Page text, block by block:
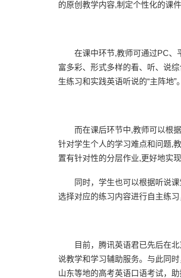
的原创教学内容,制定个性化的课件
在课中环节,教师可通过PC、
富多彩、形式多样的看、听、说
生练习和实践英语听说的“主阵地”。
而在课后环节中,教师可以根
针对学生个人的学习难点和问题,
置有针对性的分层作业,更好地实现
同时，学生也可以根据听说
选择对应的练习内容进行自主练习
目前，腾讯英语君已先后在
说教学和学习辅助服务。与此同
山东等地的高考英语口语考试，